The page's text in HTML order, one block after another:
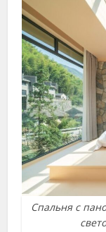
Спальня с